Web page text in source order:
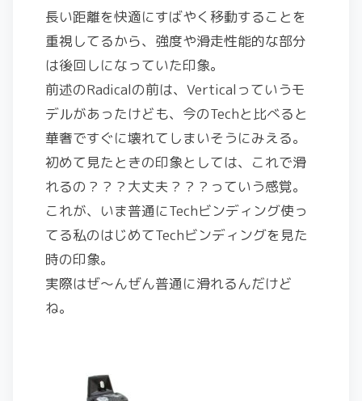
長い距離を快適にすばやく移動することを
重視してるから、強度や滑走性能的な部分
は後回しになっていた印象。
前述のRadicalの前は、Verticalっていうモ
デルがあったけども、今のTechと比べると
華奢ですぐに壊れてしまいそうにみえる。
初めて見たときの印象としては、これで滑
れるの？？？大丈夫？？？っていう感覚。
これが、いま普通にTechビンディング使っ
てる私のはじめてTechビンディングを見た
時の印象。
実際はぜ～んぜん普通に滑れるんだけど
ね。